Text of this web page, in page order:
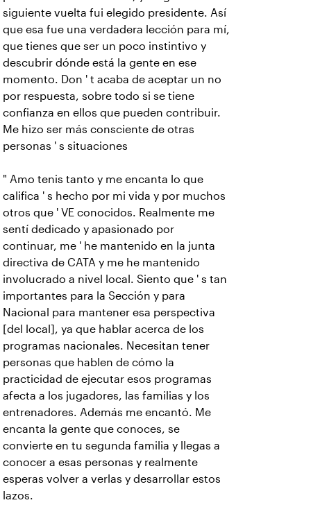
siguiente vuelta fui elegido presidente. Así
que esa fue una verdadera lección para mí,
que tienes que ser un poco instintivo y
descubrir dónde está la gente en ese
momento. Don ' t acaba de aceptar un no
por respuesta, sobre todo si se tiene
confianza en ellos que pueden contribuir.
Me hizo ser más consciente de otras
personas ' s situaciones
" Amo tenis tanto y me encanta lo que
califica ' s hecho por mi vida y por muchos
otros que ' VE conocidos. Realmente me
sentí dedicado y apasionado por
continuar, me ' he mantenido en la junta
directiva de CATA y me he mantenido
involucrado a nivel local. Siento que ' s tan
importantes para la Sección y para
Nacional para mantener esa perspectiva
[del local], ya que hablar acerca de los
programas nacionales. Necesitan tener
personas que hablen de cómo la
practicidad de ejecutar esos programas
afecta a los jugadores, las familias y los
entrenadores. Además me encantó. Me
encanta la gente que conoces, se
convierte en tu segunda familia y llegas a
conocer a esas personas y realmente
esperas volver a verlas y desarrollar estos
lazos.